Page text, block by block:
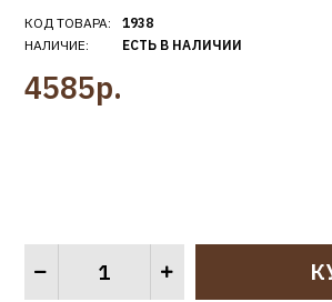
КОД ТОВАРА:
НАЛИЧИЕ:
1938
ЕСТЬ В НАЛИЧИИ
4585р.